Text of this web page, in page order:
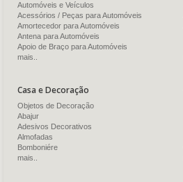
Automóveis e Veículos
Acessórios / Peças para Automóveis
Amortecedor para Automóveis
Antena para Automóveis
Apoio de Braço para Automóveis
mais..
Casa e Decoração
Objetos de Decoração
Abajur
Adesivos Decorativos
Almofadas
Bomboniére
mais..